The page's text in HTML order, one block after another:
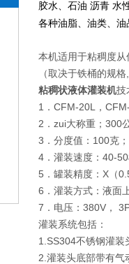
胶水、石油 沥青 水
各种油脂、油类、
本机适用于粘稠度
（取决于铁桶的规
粘稠状液体灌装机技
1．CFM-20L，
2．zui大称重；300
3．分度值：100克；
4．灌装速度：40-
5．罐装精度：X（
6．灌装方式：液面
7．电压：380V，
灌装系统包括：
1.SS304不锈钢灌装
2.灌装头底部带有气